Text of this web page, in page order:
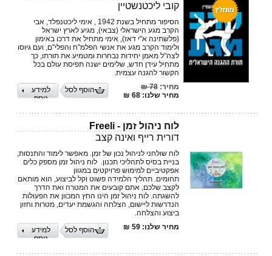
קובי ליכטנשטיין
הסיפור מתחיל בשנת 1942 , אימי ליכטנפלד, אבי
הקרב מגע הישראלי (צבאי), מגיע לארץ ישראל
‏‏(פלשתינה א"י דאז), אימי מתחיל את דרכו באימון
ולימוד הקרב מגע את אנשי הפלמ"ח והפלי"ם, ‏ועם גיוסו
לצה"ל מאמן יחידות נבחרות ומטמיע את תורתו, כך
מתחיל עידן חדש, שלימים ישנה ‏תפיסת עולם בכל
הקשור להגנה עצמית.
מחיר:78 ₪
מחיר שלנו: 68 ₪
למידע
נוסף
הוסף לסל
לוח ניהול זמן - Freeli
דורית רייף ואינה קצב
לוח שולחני לניהול נכון של זמן. מאפשר לימוד והתנסות,
בניית בסיס לתהליכי תכנון. לוח ניהול זמן מספק כלים
אפקטיביים למימוש פרויקטים במגוון
תחומים. תהליך הלמידה פשוט וקל לביצוע, הוא מותאם
לקצב שלכם, אתם קובעים את המטרה ואת הדרך
להשגתה. לוח ניהול זמן הינו החץ המכוון את הפעולות
הנדרשות ליישום, הצלחה והגשמת יעדים, מטרות וחזון
ביצוע והצלחה.
מחיר שלנו: 59 ₪
למידע
נוסף
הוסף לסל